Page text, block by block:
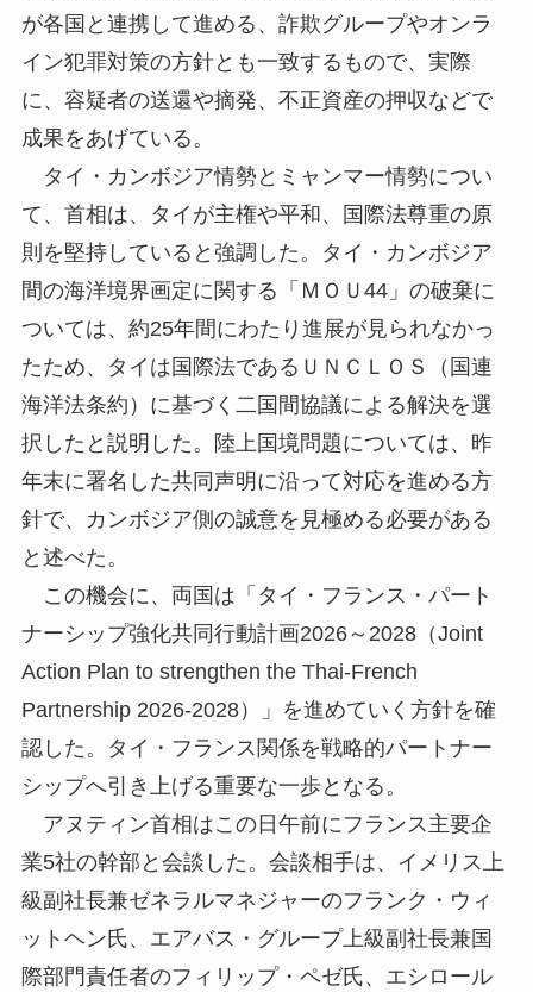
が各国と連携して進める、詐欺グループやオンラ
イン犯罪対策の方針とも一致するもので、実際
に、容疑者の送還や摘発、不正資産の押収などで
成果をあげている。
タイ・カンボジア情勢とミャンマー情勢につい
て、首相は、タイが主権や平和、国際法尊重の原
則を堅持していると強調した。タイ・カンボジア
間の海洋境界画定に関する「ＭＯＵ44」の破棄に
ついては、約25年間にわたり進展が見られなかっ
たため、タイは国際法であるＵＮＣＬＯＳ（国連
海洋法条約）に基づく二国間協議による解決を選
択したと説明した。陸上国境問題については、昨
年末に署名した共同声明に沿って対応を進める方
針で、カンボジア側の誠意を見極める必要がある
と述べた。
この機会に、両国は「タイ・フランス・パート
ナーシップ強化共同行動計画2026～2028（Joint
Action Plan to strengthen the Thai-French
Partnership 2026-2028）」を進めていく方針を確
認した。タイ・フランス関係を戦略的パートナー
シップへ引き上げる重要な一歩となる。
アヌティン首相はこの日午前にフランス主要企
業5社の幹部と会談した。会談相手は、イメリス上
級副社長兼ゼネラルマネジャーのフランク・ウィ
ットヘン氏、エアバス・グループ上級副社長兼国
際部門責任者のフィリップ・ペゼ氏、エシロール